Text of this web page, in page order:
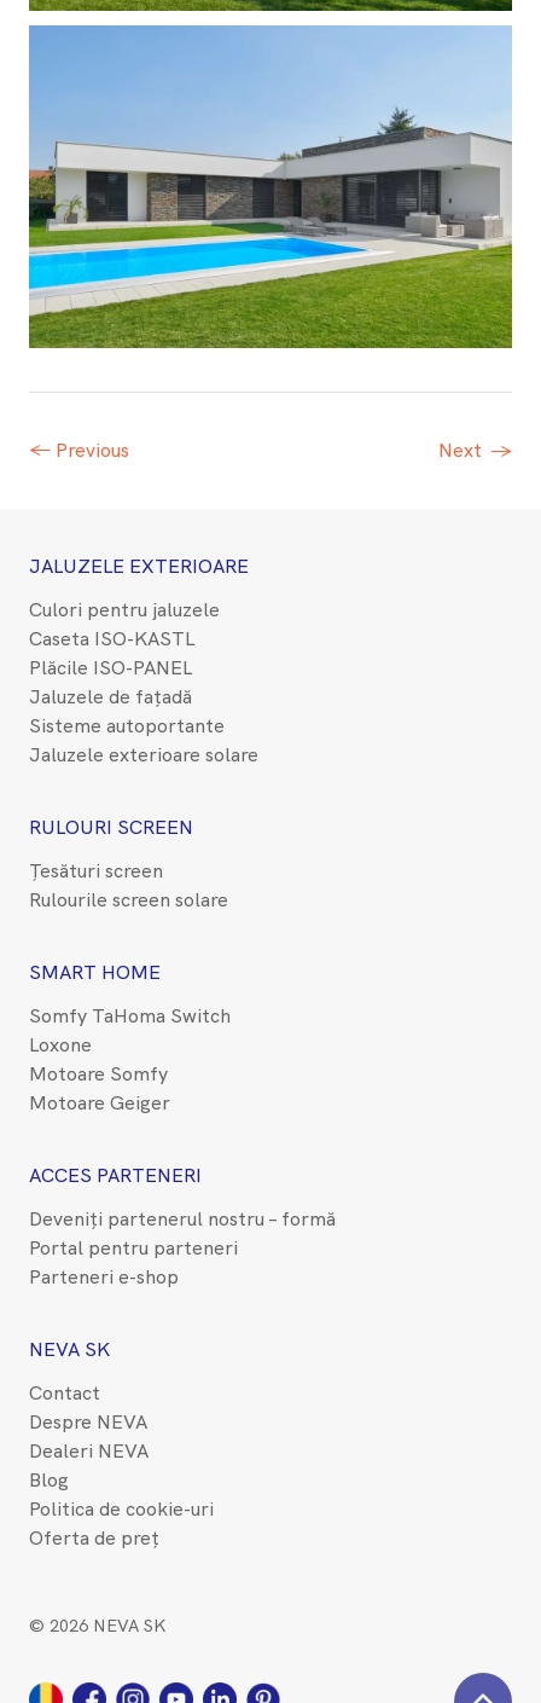
← Previous Next →
JALUZELE EXTERIOARE
Culori pentru jaluzele
Caseta ISO-KASTL
Plăcile ISO-PANEL
Jaluzele de fațadă
Sisteme autoportante
Jaluzele exterioare solare
RULOURI SCREEN
Țesături screen
Rulourile screen solare
SMART HOME
Somfy TaHoma Switch
Loxone
Motoare Somfy
Motoare Geiger
ACCES PARTENERI
Deveniți partenerul nostru – formă
Portal pentru parteneri
Parteneri e-shop
NEVA SK
Contact
Despre NEVA
Dealeri NEVA
Blog
Politica de cookie-uri
Oferta de preț
© 2026 NEVA SK